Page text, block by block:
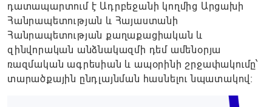
դատապարտում է Ադրբեջանի կողմից Արցախի
Հանրապետության և Հայաստանի
Հանրապետության քաղաքացիական և
զինվորական անձնակազմի դեմ ամենօրյա
ռազմական ագրեսիան և ապօրինի շրջափակումը՝
տարածքային ընդլայնման հասնելու նպատակով։